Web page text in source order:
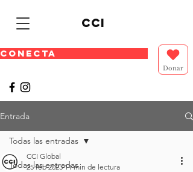
cci
CONECTA
Donar
Entrada
Todas las entradas
Todas las entradas
CCI Global
25 feb 2023 11 min de lectura